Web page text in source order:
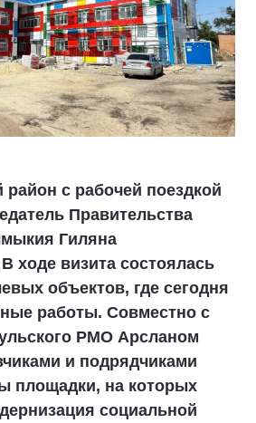
район с рабочей поездкой
Правительства
Гиляна
ходе визита состоялась
объектов, где сегодня
работы. Совместно с
РМО Арсланом
и подрядчиками
площадки, на которых
социальной